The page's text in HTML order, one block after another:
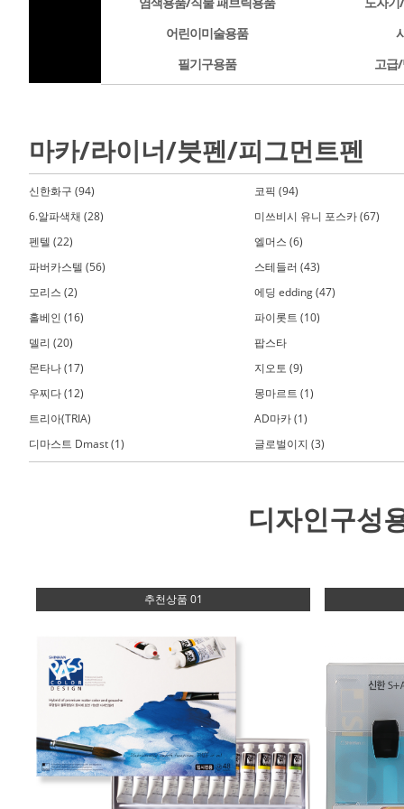
어린이미술용품
필기구용품
고급
마카/라이너/붓펜/피그먼트펜
신한화구 (94)
코픽 (94)
6.알파색채 (28)
미쓰비시 유니 포스카 (67)
펜텔 (22)
엘머스 (6)
파버카스텔 (56)
스테들러 (43)
모리스 (2)
에딩 edding (47)
홀베인 (16)
파이롯트 (10)
델리 (20)
팝스타
몬타나 (17)
지오토 (9)
우찌다 (12)
몽마르트 (1)
트리아(TRIA)
AD마카 (1)
디마스트 Dmast (1)
글로벌이지 (3)
디자인구성
추천상품 01